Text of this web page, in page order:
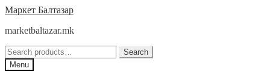
Skip
navigation
Skip
content
Маркет Балтазар
marketbaltazar.mk
Search
for:
Search
Menu